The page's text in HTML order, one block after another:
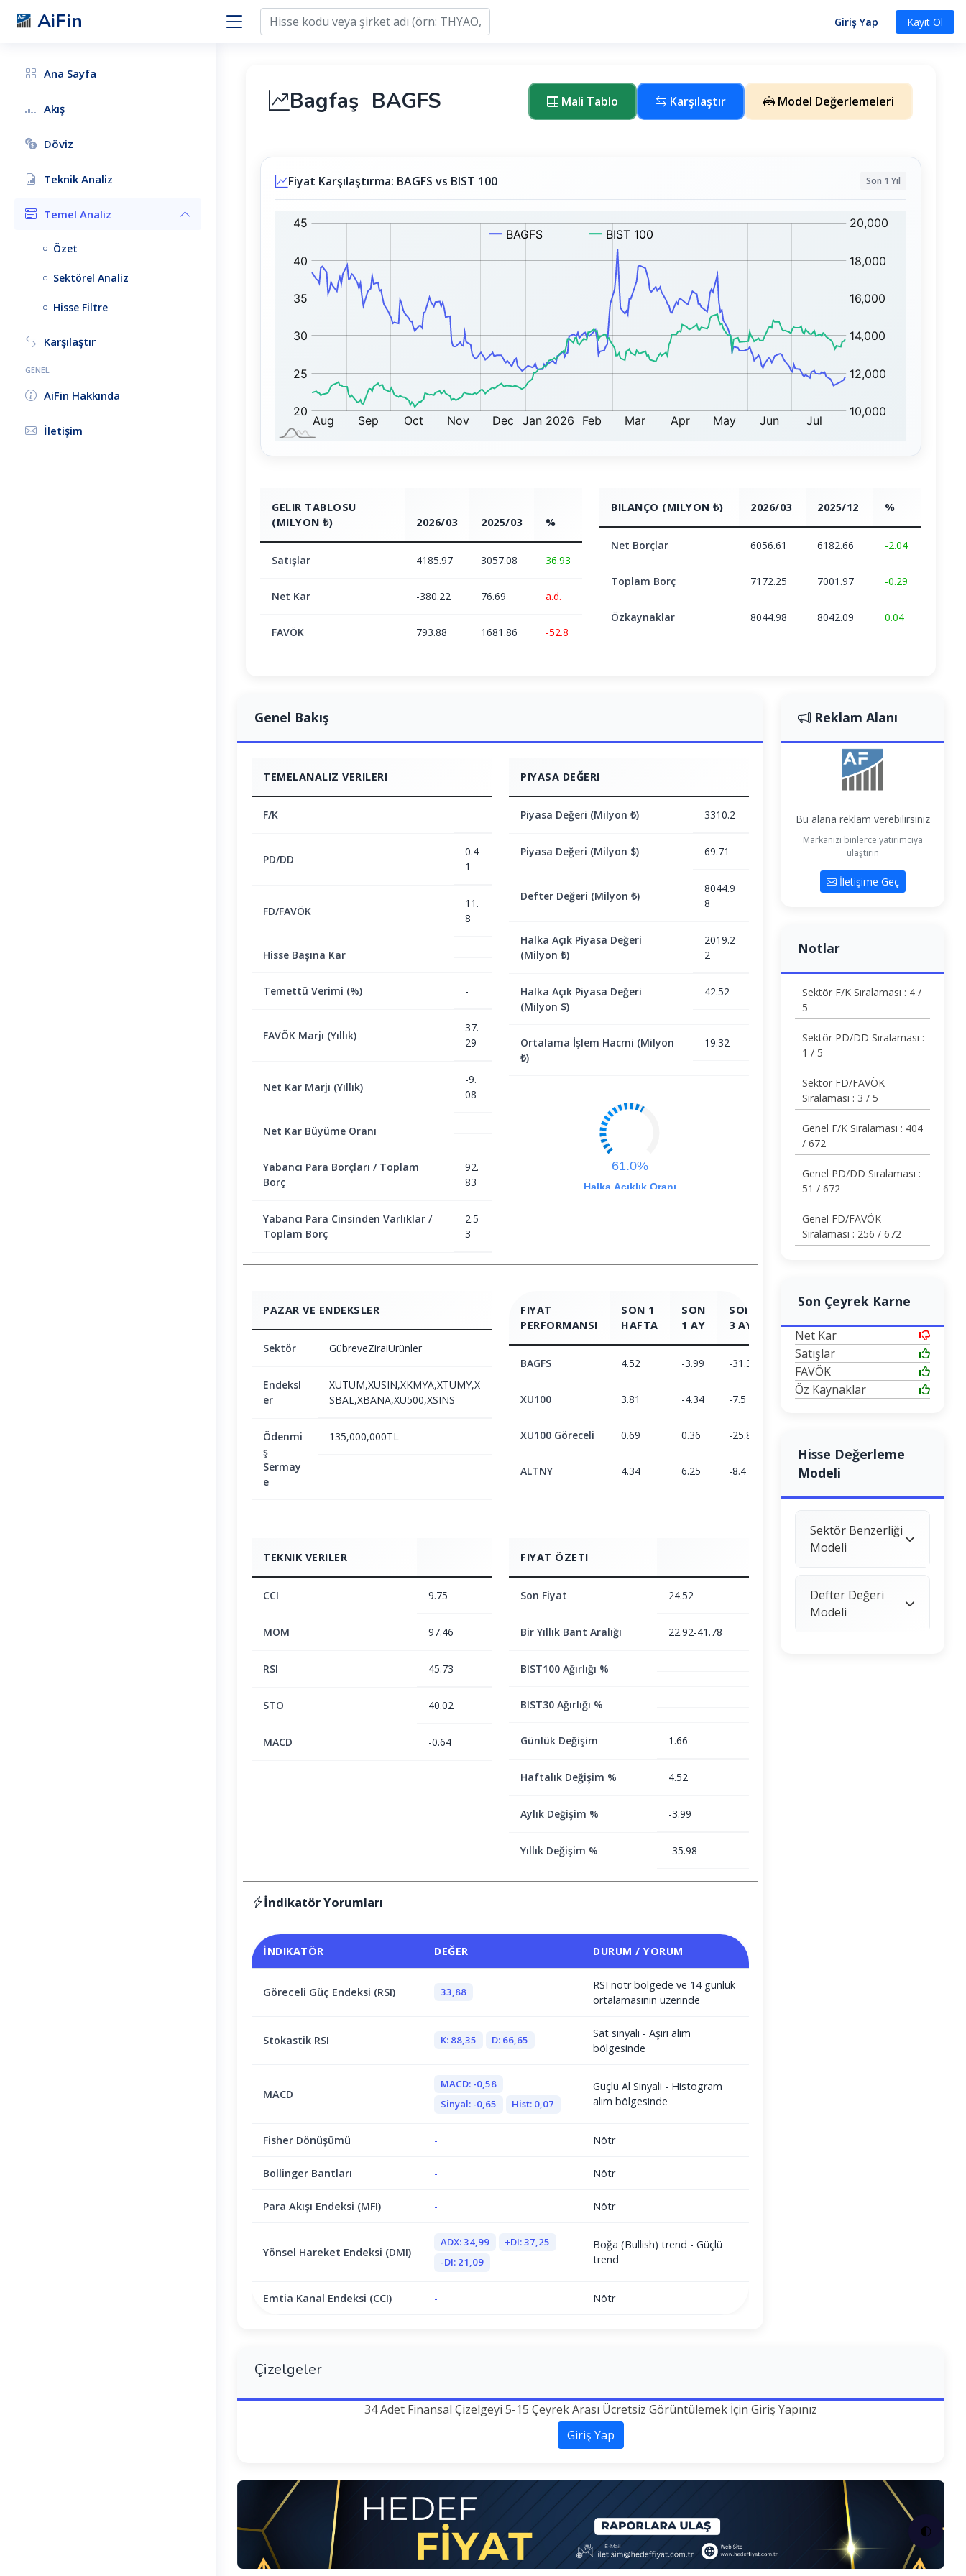
🌓
AiFin Giriş Yap Kayıt Ol
Ana Sayfa
Akış
Döviz
Teknik Analiz
Temel Analiz
Özet
Sektörel Analiz
Hisse Filtre
Karşılaştır
GENEL
AiFin Hakkında
İletişim
Bagfaş BAGFS Mali Tablo Karşılaştır Model Değerlemeleri
Fiyat Karşılaştırma: BAGFS vs BIST 100 Son 1 Yıl
GELIR TABLOSU
(MILYON ₺)
2026/03 2025/03 %
Satışlar 4185.97 3057.08 36.93
Net Kar -380.22 76.69 a.d.
FAVÖK 793.88 1681.86 -52.8
BILANÇO (MILYON ₺) 2026/03 2025/12 %
Net Borçlar 6056.61 6182.66 -2.04
Toplam Borç 7172.25 7001.97 -0.29
Özkaynaklar 8044.98 8042.09 0.04
Genel Bakış
TEMELANALIZ VERILERI
F/K -
PD/DD
0.4
1
FD/FAVÖK
11.
8
Hisse Başına Kar
Temettü Verimi (%) -
FAVÖK Marjı (Yıllık)
37.
29
Net Kar Marjı (Yıllık)
-9.
08
Net Kar Büyüme Oranı
Yabancı Para Borçları / Toplam
Borç
92.
83
Yabancı Para Cinsinden Varlıklar /
Toplam Borç
2.5
3
PIYASA DEĞERI
Piyasa Değeri (Milyon ₺) 3310.2
Piyasa Değeri (Milyon $) 69.71
Defter Değeri (Milyon ₺)
8044.9
8
Halka Açık Piyasa Değeri
(Milyon ₺)
2019.2
2
Halka Açık Piyasa Değeri
(Milyon $)
42.52
Ortalama İşlem Hacmi (Milyon
₺)
19.32
Halka Açıklık Oranı
61.0%
PAZAR VE ENDEKSLER
Sektör GübreveZiraiÜrünler
Endeksl
er
XUTUM,XUSIN,XKMYA,XTUMY,X
SBAL,XBANA,XU500,XSINS
Ödenmi
ş
Sermay
e
135,000,000TL
FIYAT
PERFORMANSI
SON 1
HAFTA
SON
1 AY
SON
3 AY
SON
6 AY
SON
1 YIL
BAGFS 4.52 -3.99 -31.39 -17.39 -35.98
XU100 3.81 -4.34 -7.5 2.05 26.58
XU100 Göreceli 0.69 0.36 -25.83
ALTNY 4.34 6.25 -8.4 -23.09 -21.52
TEKNIK VERILER
CCI 9.75
MOM 97.46
RSI 45.73
STO 40.02
MACD -0.64
FIYAT ÖZETI
Son Fiyat 24.52
Bir Yıllık Bant Aralığı 22.92-41.78
BIST100 Ağırlığı %
BIST30 Ağırlığı %
Günlük Değişim 1.66
Haftalık Değişim % 4.52
Aylık Değişim % -3.99
Yıllık Değişim % -35.98
İndikatör Yorumları
İNDIKATÖR DEĞER DURUM / YORUM
Göreceli Güç Endeksi (RSI) 33,88
RSI nötr bölgede ve 14 günlük
ortalamasının üzerinde
Stokastik RSI K: 88,35 D: 66,65
Sat sinyali - Aşırı alım
bölgesinde
MACD
MACD: -0,58
Sinyal: -0,65
Hist: 0,07
Güçlü Al Sinyali - Histogram
alım bölgesinde
Fisher Dönüşümü - Nötr
Bollinger Bantları - Nötr
Para Akışı Endeksi (MFI) - Nötr
Yönsel Hareket Endeksi (DMI)
ADX: 34,99
+DI: 37,25
-DI: 21,09
Boğa (Bullish) trend - Güçlü
trend
Emtia Kanal Endeksi (CCI) - Nötr
Reklam Alanı
Bu alana reklam verebilirsiniz
Markanızı binlerce yatırımcıya
ulaştırın
İletişime Geç
Notlar
Sektör F/K Sıralaması : 4 /
5
Sektör PD/DD Sıralaması :
1 / 5
Sektör FD/FAVÖK
Sıralaması : 3 / 5
Genel F/K Sıralaması : 404
/ 672
Genel PD/DD Sıralaması :
51 / 672
Genel FD/FAVÖK
Sıralaması : 256 / 672
Son Çeyrek Karne
Net Kar
Satışlar
FAVÖK
Öz Kaynaklar
Hisse Değerleme
Modeli
Sektör Benzerliği
Modeli
Defter Değeri
Modeli
Çizelgeler
34 Adet Finansal Çizelgeyi 5-15 Çeyrek Arası Ücretsiz Görüntülemek İçin Giriş Yapınız
Giriş Yap